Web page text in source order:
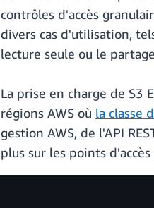
contrôles d'accès
divers cas d'utilisation,
lecture seule ou le
La prise en charge de S3
régions AWS où la classe
gestion AWS, de l'API
plus sur les points